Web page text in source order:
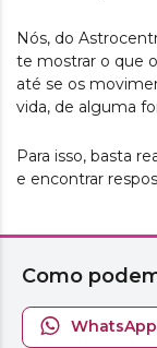
Nós, do
te mostrar o que
até se os
vida, de alguma
Para isso, basta
e encontrar